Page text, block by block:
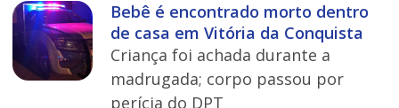
Bebê é encontrado morto dentro
de casa em Vitória da Conquista
Criança foi achada durante a
madrugada; corpo passou por
perícia do DPT